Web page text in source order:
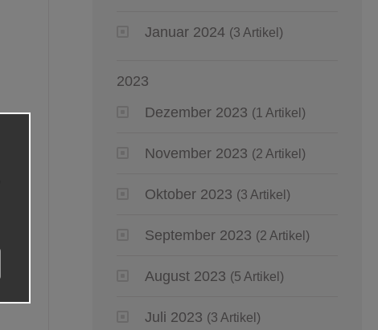
Januar 2024 (3 Artikel)
2023
Dezember 2023 (1 Artikel)
November 2023 (2 Artikel)
Oktober 2023 (3 Artikel)
September 2023 (2 Artikel)
August 2023 (5 Artikel)
Juli 2023 (3 Artikel)